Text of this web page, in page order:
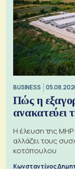
BUSINESS
Πώς η
ανακατεύει
H έλευση της
αλλάζει τους
κοτόπουλου
Κωνσταντίνος